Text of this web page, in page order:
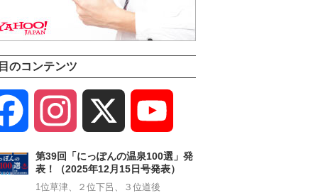
のコンテンツ
Facebook Instagram
Channel
第39回「にっぽんの温泉100選」発
表！（2025年12月15日号発表）
1位草津、２位下呂、３位道後